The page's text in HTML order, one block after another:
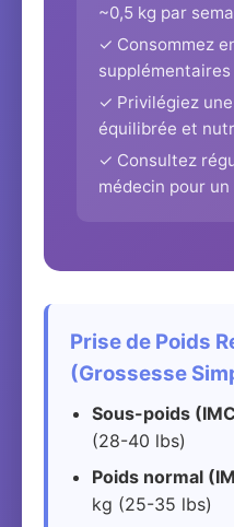
~0,5 kg par
✓ Consommez
✓ Privilégiez
équilibrée et
✓ Consultez
médecin pour
Prise de Poids
(Grossesse
Sous-poids
(28-40 lbs)
Poids normal
kg (25-35 lbs)